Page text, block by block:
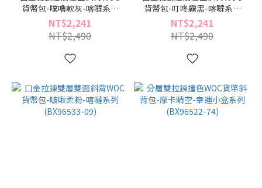
貨幣包-噗嚕軟灰-喀噠系列
(BX96533-91)
NT$2,241
NT$2,490
貨幣包-叮咚霧黑-喀噠系列
(BX96533-49)
NT$2,241
NT$2,490